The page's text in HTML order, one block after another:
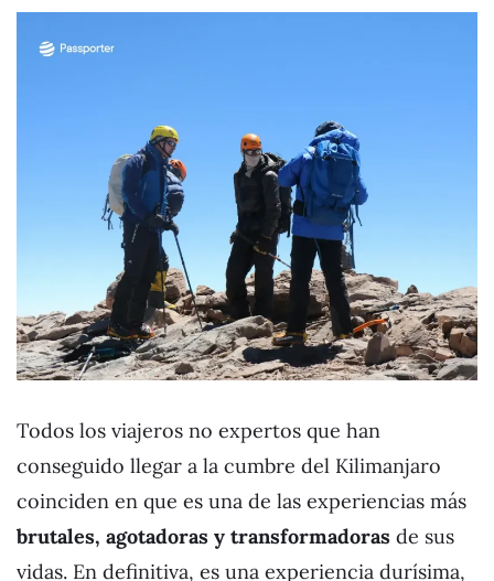
Todos los viajeros no expertos que han
conseguido llegar a la cumbre del Kilimanjaro
coinciden en que es una de las experiencias más
brutales, agotadoras y transformadoras de sus
vidas. En definitiva, es una experiencia durísima,